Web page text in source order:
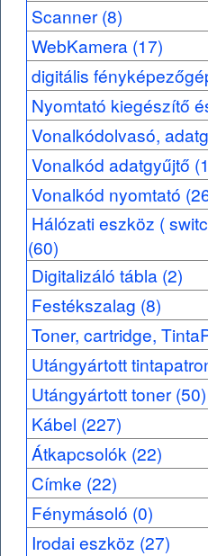
Scanner (8)
WebKamera (17)
digitális
Nyomtató kiegészítő
Vonalkódolvasó,
Vonalkód adatgyűjtő
Vonalkód nyomtató
Hálózati eszköz (
(60)
Digitalizáló tábla (2)
Festékszalag (8)
Toner, cartridge,
Utángyártott
Utángyártott toner (50)
Kábel (227)
Átkapcsolók (22)
Címke (22)
Fénymásoló (0)
Irodai eszköz (27)